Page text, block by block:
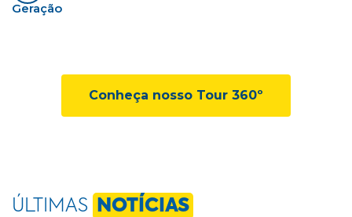
Geração
Conheça nosso Tour 360º
ÚLTIMAS NOTÍCIAS